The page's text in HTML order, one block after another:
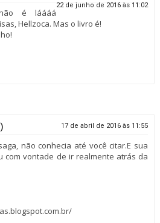
22 de junho de 2016 às 11:02
é láááá
Hellzoca. Mas o livro é!
17 de abril de 2016 às 11:55
não conhecia até você citar.E sua
com vontade de ir realmente atrás da